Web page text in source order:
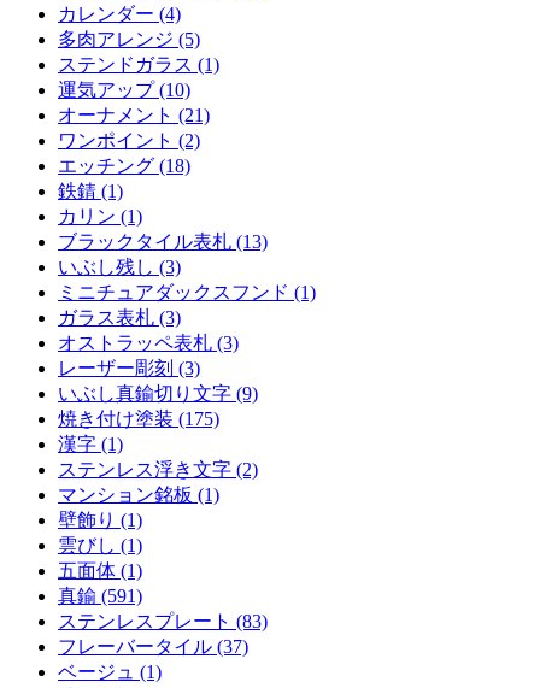
カレンダー (4)
多肉アレンジ (5)
ステンドガラス (1)
運気アップ (10)
オーナメント (21)
ワンポイント (2)
エッチング (18)
鉄錆 (1)
カリン (1)
ブラックタイル表札 (13)
いぶし残し (3)
ミニチュアダックスフンド (1)
ガラス表札 (3)
オストラッペ表札 (3)
レーザー彫刻 (3)
いぶし真鍮切り文字 (9)
焼き付け塗装 (175)
漢字 (1)
ステンレス浮き文字 (2)
マンション銘板 (1)
壁飾り (1)
雲びし (1)
五面体 (1)
真鍮 (591)
ステンレスプレート (83)
フレーバータイル (37)
ベージュ (1)